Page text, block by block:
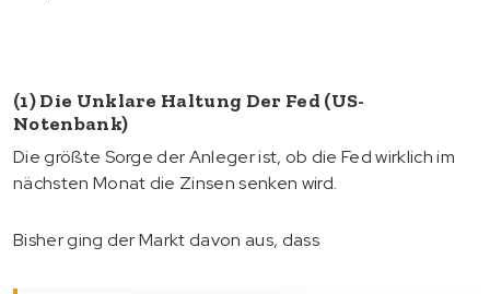
(1) Die Unklare Haltung Der Fed (US-
Notenbank)
Die größte Sorge der Anleger ist, ob die Fed wirklich im
nächsten Monat die Zinsen senken wird.
Bisher ging der Markt davon aus, dass